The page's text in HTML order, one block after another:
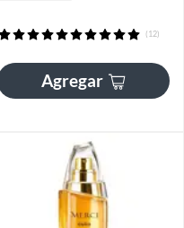
(12)
Agregar